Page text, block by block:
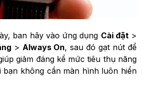
ban hãy vào ứng dụng Cài đặt >
> Always On, sau đó gạt nút để
giảm đáng kể mức tiêu thụ năng
bạn không cần màn hình luôn hiển